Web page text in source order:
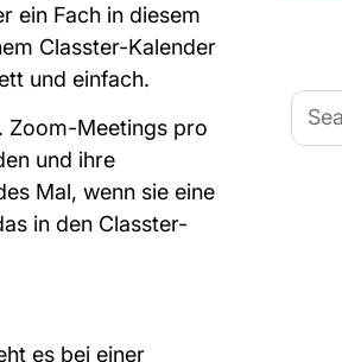
ein Fach in diesem
Classter-Kalender
und einfach.
Zoom-Meetings pro
und ihre
Mal, wenn sie eine
in den Classter-
es bei einer
Search
for: